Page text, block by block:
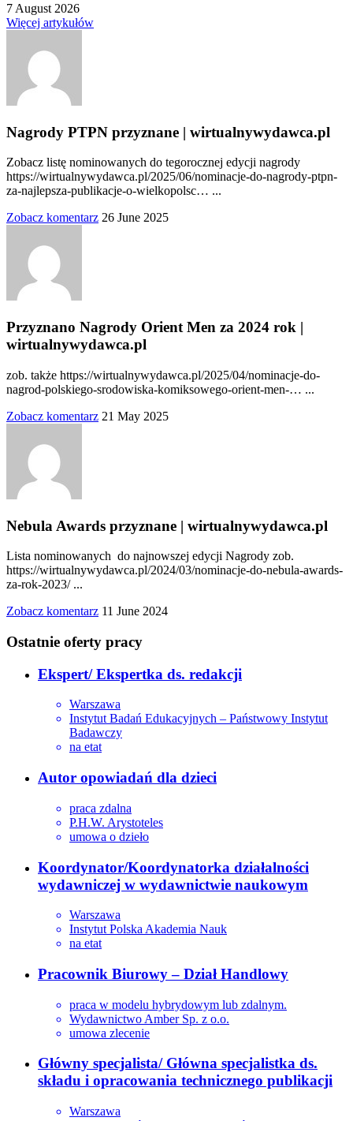
7 August 2026
Więcej artykułów
Nagrody PTPN przyznane | wirtualnywydawca.pl
Zobacz listę nominowanych do tegorocznej edycji nagrody
https://wirtualnywydawca.pl/2025/06/nominacje-do-nagrody-ptpn-
za-najlepsza-publikacje-o-wielkopolsc… ...
Zobacz komentarz 26 June 2025
Przyznano Nagrody Orient Men za 2024 rok |
wirtualnywydawca.pl
zob. także https://wirtualnywydawca.pl/2025/04/nominacje-do-
nagrod-polskiego-srodowiska-komiksowego-orient-men-… ...
Zobacz komentarz 21 May 2025
Nebula Awards przyznane | wirtualnywydawca.pl
Lista nominowanych do najnowszej edycji Nagrody zob.
https://wirtualnywydawca.pl/2024/03/nominacje-do-nebula-awards-
za-rok-2023/ ...
Zobacz komentarz 11 June 2024
Ostatnie oferty pracy
Ekspert/ Ekspertka ds. redakcji
Warszawa
Instytut Badań Edukacyjnych – Państwowy Instytut
Badawczy
na etat
Autor opowiadań dla dzieci
praca zdalna
P.H.W. Arystoteles
umowa o dzieło
Koordynator/Koordynatorka działalności
wydawniczej w wydawnictwie naukowym
Warszawa
Instytut Polska Akademia Nauk
na etat
Pracownik Biurowy – Dział Handlowy
praca w modelu hybrydowym lub zdalnym.
Wydawnictwo Amber Sp. z o.o.
umowa zlecenie
Główny specjalista/ Główna specjalistka ds.
składu i opracowania technicznego publikacji
Warszawa